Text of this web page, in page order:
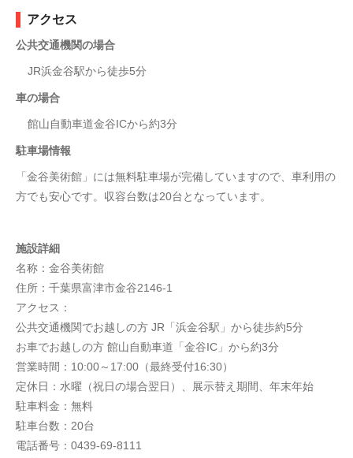
アクセス
公共交通機関の場合
JR浜金谷駅から徒歩5分
車の場合
館山自動車道金谷ICから約3分
駐車場情報
「金谷美術館」には無料駐車場が完備していますので、車利用の
方でも安心です。収容台数は20台となっています。
施設詳細
名称：金谷美術館
住所：千葉県富津市金谷2146-1
アクセス：
公共交通機関でお越しの方 JR「浜金谷駅」から徒歩約5分
お車でお越しの方 館山自動車道「金谷IC」から約3分
営業時間：10:00～17:00（最終受付16:30）
定休日：水曜（祝日の場合翌日）、展示替え期間、年末年始
駐車料金：無料
駐車台数：20台
電話番号：0439-69-8111